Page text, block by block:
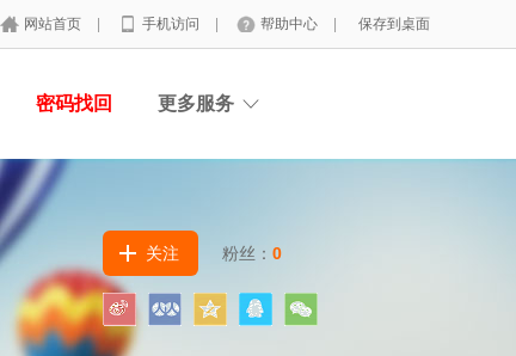
网站首页 手机访问 帮助中心 保存到桌面
密码找回 更多服务
关注 粉丝： 0